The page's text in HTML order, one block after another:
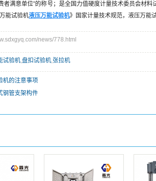
者满意单位”的称号；是全国力值硬度计量技术委员会材
能试验机液压万能试验机》国家计量技术规范，液压万能
news/778.html
试验机,盘扣试验机,张拉机
机的注意事项
钢管支架构件